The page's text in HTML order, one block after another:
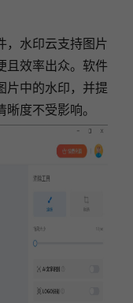
，水印云支持图片
且效率出众。软件
片中的水印，并提
度不受影响。